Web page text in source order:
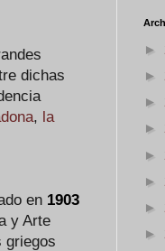
dichas
, la
en 1903
y Arte
griegos
►
►
►
►
►
►
►
►